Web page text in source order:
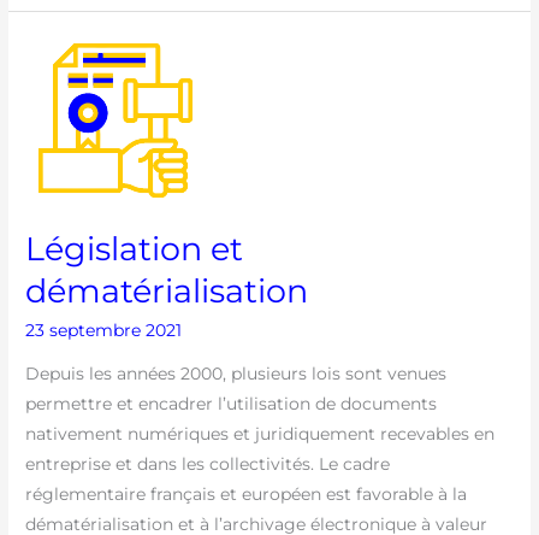
Législation et
dématérialisation
23 septembre 2021
Depuis les années 2000, plusieurs lois sont venues
permettre et encadrer l’utilisation de documents
nativement numériques et juridiquement recevables en
entreprise et dans les collectivités. Le cadre
réglementaire français et européen est favorable à la
dématérialisation et à l’archivage électronique à valeur
Législation
dématérialisation